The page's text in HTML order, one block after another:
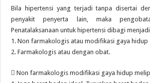
Bila hipertensi yang terjadi tanpa disertai
penyakit penyerta lain, maka
Penatalaksanaan untuk hipertensi dibagi
1. Non farmakologis atau modifikasi gaya hidup
2. Farmakologis atau dengan obat.
 Non farmakologis modifikasi gaya hidup